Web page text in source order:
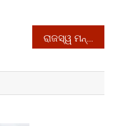
ରାଜସ୍ୱ ମନ୍ତ୍ରୀଙ୍କ ସରକାରୀ ବାସ ଭବନ ଘେରିଲେ ନବ ନିର୍ମାଣ ଯୁବଛାତ୍ର ସଂଗଠନ